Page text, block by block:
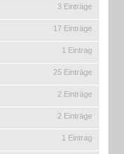
3 Einträge
17 Einträge
1 Eintrag
25 Einträge
2 Einträge
2 Einträge
1 Eintrag